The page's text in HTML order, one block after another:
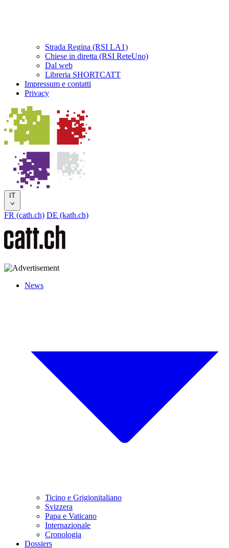
Strada Regina (RSI LA1)
Chiese in diretta (RSI ReteUno)
Dal web
Libreria SHORTCATT
Impressum e contatti
Privacy
IT
FR (cath.ch) DE (kath.ch)
News
Ticino e Grigionitaliano
Svizzera
Papa e Vaticano
Internazionale
Cronologia
Dossiers